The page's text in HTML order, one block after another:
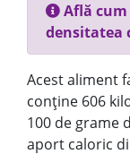
Află
densitatea
Acest aliment
conține 606
100 de grame
aport caloric